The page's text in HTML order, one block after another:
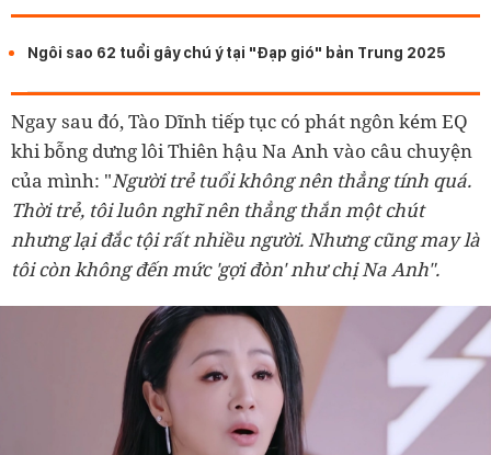
Ngôi sao 62 tuổi gây chú ý tại "Đạp gió" bản Trung 2025
Ngay sau đó, Tào Dĩnh tiếp tục có phát ngôn kém EQ
khi bỗng dưng lôi Thiên hậu Na Anh vào câu chuyện
của mình: "Người trẻ tuổi không nên thẳng tính quá.
Thời trẻ, tôi luôn nghĩ nên thẳng thắn một chút
nhưng lại đắc tội rất nhiều người. Nhưng cũng may là
tôi còn không đến mức 'gợi đòn' như chị Na Anh".